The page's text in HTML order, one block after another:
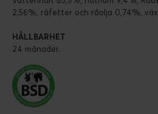
2,56%, råfetter och råolja 0,74%,
HÅLLBARHET
24 månader.